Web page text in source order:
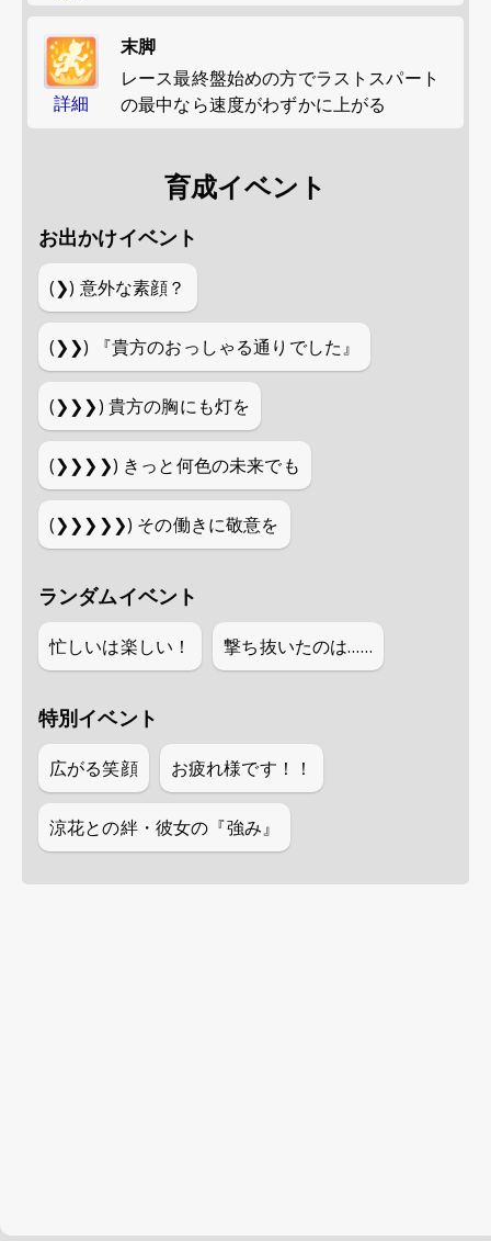
詳細
末脚
レース最終盤始めの方でラストスパート
の最中なら速度がわずかに上がる
育成イベント
お出かけイベント
(❯) 意外な素顔？
(❯❯) 『貴方のおっしゃる通りでした』
(❯❯❯) 貴方の胸にも灯を
(❯❯❯❯) きっと何色の未来でも
(❯❯❯❯❯) その働きに敬意を
ランダムイベント
忙しいは楽しい！ 撃ち抜いたのは……
特別イベント
広がる笑顔 お疲れ様です！！
涼花との絆・彼女の『強み』